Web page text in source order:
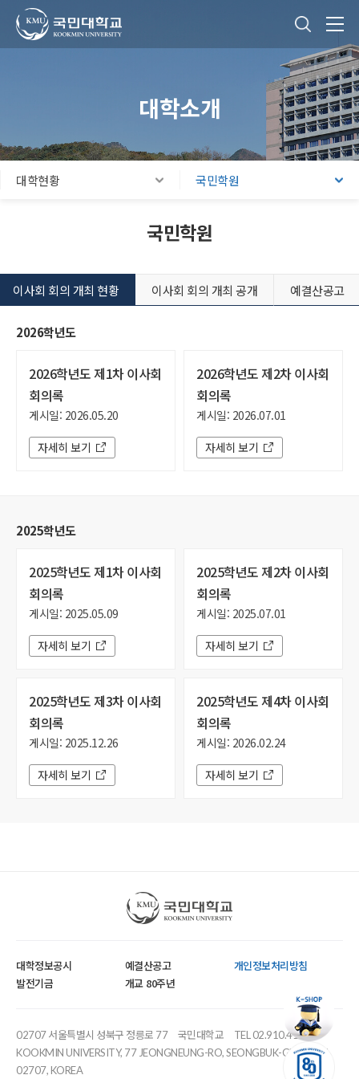
국민대학교
대학소개
대학현황 국민학원
국민학원
이사회 회의 개최 현황 이사회 회의 개최 공개 예결산공고
2026학년도
2026학년도 제1차 이사회
회의록
게시일: 2026.05.20
자세히 보기
2026학년도 제2차 이사회
회의록
게시일: 2026.07.01
자세히 보기
2025학년도
2025학년도 제1차 이사회
회의록
게시일: 2025.05.09
자세히 보기
2025학년도 제2차 이사회
회의록
게시일: 2025.07.01
자세히 보기
2025학년도 제3차 이사회
회의록
게시일: 2025.12.26
자세히 보기
2025학년도 제4차 이사회
회의록
게시일: 2026.02.24
자세히 보기
국민대학교
대학정보공시 예결산공고
개인정보처리방침
발전기금
개교 80주년
02707 서울특별시 성북구 정릉로 77 국민대학교
TEL 02.910.4114
KOOKMIN UNIVERSITY, 77 JEONGNEUNG-RO, SEONGBUK-GU, SEOUL,
02707, KOREA